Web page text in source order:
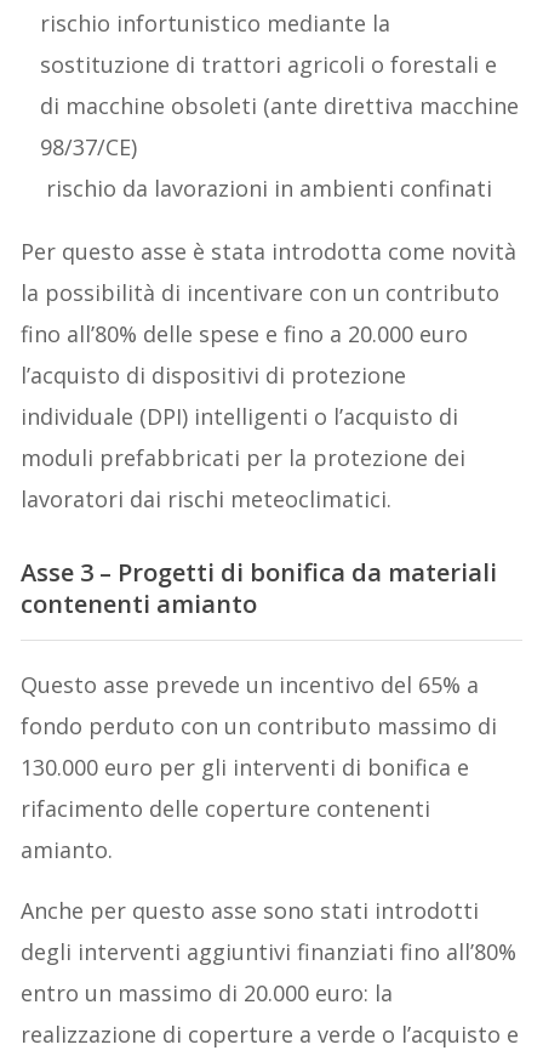
rischio infortunistico mediante la
sostituzione di trattori agricoli o forestali e
di macchine obsoleti (ante direttiva macchine
98/37/CE)
rischio da lavorazioni in ambienti confinati
Per questo asse è stata introdotta come novità
la possibilità di incentivare con un contributo
fino all’80% delle spese e fino a 20.000 euro
l’acquisto di dispositivi di protezione
individuale (DPI) intelligenti o l’acquisto di
moduli prefabbricati per la protezione dei
lavoratori dai rischi meteoclimatici.
Asse 3 – Progetti di bonifica da materiali
contenenti amianto
Questo asse prevede un incentivo del 65% a
fondo perduto con un contributo massimo di
130.000 euro per gli interventi di bonifica e
rifacimento delle coperture contenenti
amianto.
Anche per questo asse sono stati introdotti
degli interventi aggiuntivi finanziati fino all’80%
entro un massimo di 20.000 euro: la
realizzazione di coperture a verde o l’acquisto e